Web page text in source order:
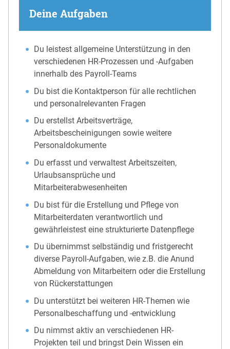
Deine Aufgaben
Du leistest allgemeine Unterstützung in den
verschiedenen HR-Prozessen und -Aufgaben
innerhalb des Payroll-Teams
Du bist die Kontaktperson für alle rechtlichen
und personalrelevanten Fragen
Du erstellst Arbeitsverträge,
Arbeitsbescheinigungen sowie weitere
Personaldokumente
Du erfasst und verwaltest Arbeitszeiten,
Urlaubsansprüche und
Mitarbeiterabwesenheiten
Du bist für die Erstellung und Pflege von
Mitarbeiterdaten verantwortlich und
gewährleistest eine strukturierte Datenpflege
Du übernimmst selbständig und fristgerecht
diverse Payroll-Aufgaben, wie z.B. die Anund
Abmeldung von Mitarbeitern oder die Erstellung
von Rückerstattungen
Du unterstützt bei weiteren HR-Themen wie
Personalbeschaffung und -entwicklung
Du nimmst aktiv an verschiedenen HR-
Projekten teil und bringst Dein Wissen ein